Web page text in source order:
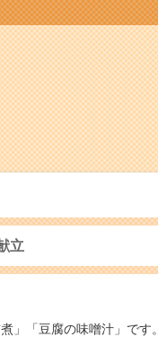
立
」「豆腐の味噌汁」です。